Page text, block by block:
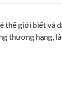
giới biết và
thương hạng,